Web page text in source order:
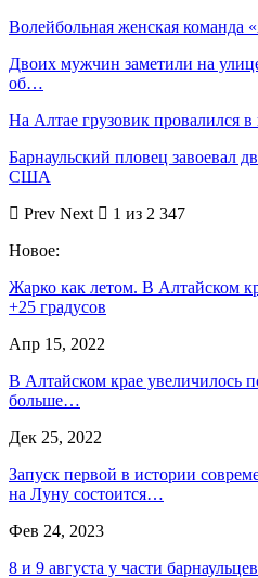
Волейбольная женская
Двоих мужчин заметили на
об…
На Алтае грузовик провалился в
Барнаульский пловец завоевал
США
Prev Next
1 из 2 347
Новое:
Жарко как летом. В Алтайском
+25 градусов
Апр 15, 2022
В Алтайском крае увеличилось
больше…
Дек 25, 2022
Запуск первой в истории
на Луну состоится…
Фев 24, 2023
8 и 9 августа у части